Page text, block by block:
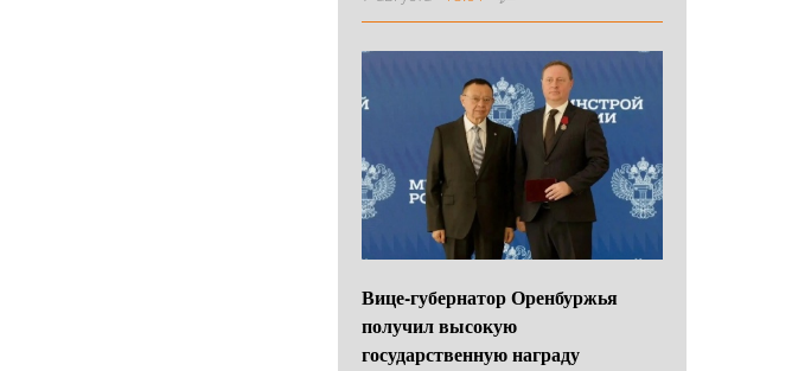
Вице-губернатор Оренбуржья
получил высокую
государственную награду